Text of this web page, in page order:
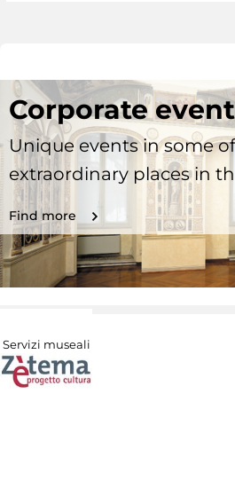
Corporate
Unique events in some
extraordinary places in
Find more
Servizi museali